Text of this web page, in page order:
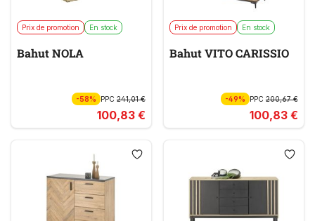
Prix de promotion En stock
Bahut NOLA
-58% PPC 241,01 €
100,83 €
Prix de promotion En stock
Bahut VITO CARISSIO
-49% PPC200,67 €
100,83 €